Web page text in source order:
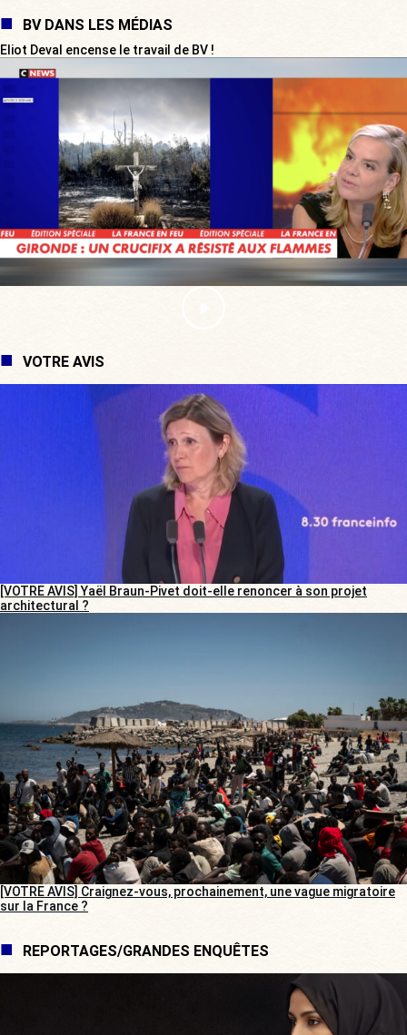
BV DANS LES MÉDIAS
Eliot Deval encense le travail de BV !
VOTRE AVIS
[VOTRE AVIS] Yaël Braun-Pivet doit-elle renoncer à son projet
architectural ?
[VOTRE AVIS] Craignez-vous, prochainement, une vague migratoire
sur la France ?
REPORTAGES/GRANDES ENQUÊTES